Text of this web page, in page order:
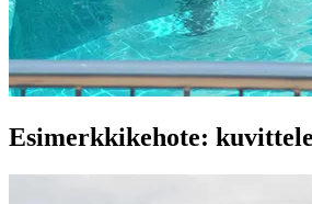
Esimerkkikehote: